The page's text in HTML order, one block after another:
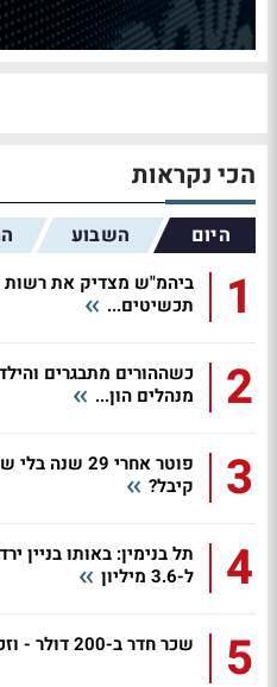
הכי נקראות
היום השבוע
1
ביהמ"ש מצדיק את רשות
תכשיטים...
2
כשההורים מתבגרים
מנהלים הון...
3
קיבל?
4
ל-3.6 מיליון
5 שכר חדר ב-200 דולר - וזכה במחצית מדירת המנוחה